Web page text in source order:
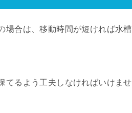
場合は、移動時間が短ければ水槽
てるよう工夫しなければいけませ